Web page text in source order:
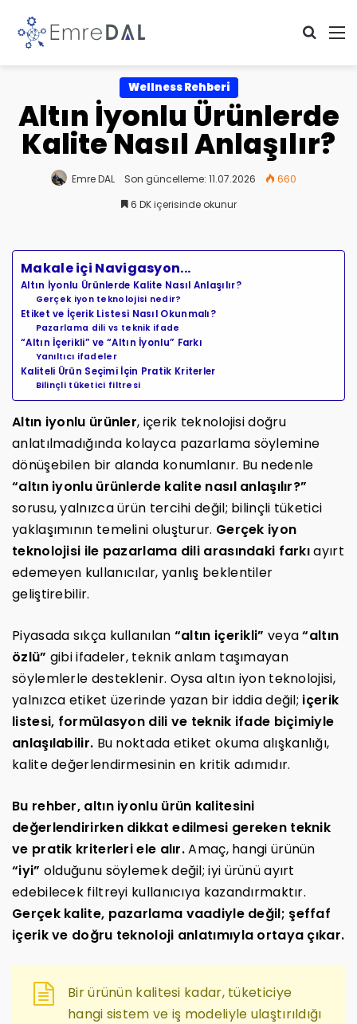
Wellness Rehberi
Altın İyonlu Ürünlerde
Kalite Nasıl Anlaşılır?
Emre DAL Son güncelleme: 11.07.2026
660
6 DK içerisinde okunur
Makale içi Navigasyon...
Altın İyonlu Ürünlerde Kalite Nasıl Anlaşılır?
Gerçek iyon teknolojisi nedir?
Etiket ve İçerik Listesi Nasıl Okunmalı?
Pazarlama dili vs teknik ifade
“Altın İçerikli” ve “Altın İyonlu” Farkı
Yanıltıcı ifadeler
Kaliteli Ürün Seçimi İçin Pratik Kriterler
Bilinçli tüketici filtresi
Altın iyonlu ürünler, içerik teknolojisi doğru
anlatılmadığında kolayca pazarlama söylemine
dönüşebilen bir alanda konumlanır. Bu nedenle
“altın iyonlu ürünlerde kalite nasıl anlaşılır?”
sorusu, yalnızca ürün tercihi değil; bilinçli tüketici
yaklaşımının temelini oluşturur. Gerçek iyon
teknolojisi ile pazarlama dili arasındaki farkıayırt
edemeyen kullanıcılar, yanlış beklentiler
geliştirebilir.
Piyasada sıkça kullanılan “altın içerikli” veya“altın
özlü” gibi ifadeler, teknik anlam taşımayan
söylemlerle desteklenir. Oysa altın iyon teknolojisi,
yalnızca etiket üzerinde yazan bir iddia değil; içerik
listesi, formülasyon dili ve teknik ifade biçimiyle
anlaşılabilir. Bu noktada etiket okuma alışkanlığı,
kalite değerlendirmesinin en kritik adımıdır.
Bu rehber, altın iyonlu ürün kalitesini
değerlendirirken dikkat edilmesi gereken teknik
ve pratik kriterleri ele alır.Amaç, hangi ürünün
“iyi” olduğunu söylemek değil; iyi ürünü ayırt
edebilecek filtreyi kullanıcıya kazandırmaktır.
Gerçek kalite, pazarlama vaadiyle değil; şeffaf
içerik ve doğru teknoloji anlatımıyla ortaya çıkar.
Bir ürünün kalitesi kadar, tüketiciye
hangi sistem ve iş modeliyle ulaştırıldığı